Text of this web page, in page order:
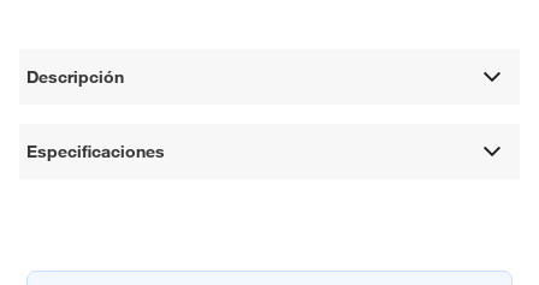
Descripción
Especificaciones